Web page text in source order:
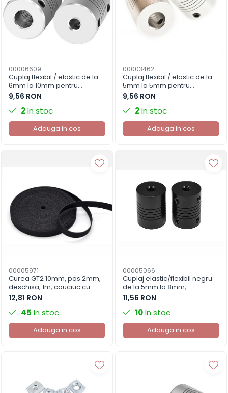
00006609
Cuplaj flexibil / elastic de la
6mm la 10mm pentru
imprimanta 3D (10*6*25mm)
9,56 RON
2In stoc
Adauga in cos
00003462
Cuplaj flexibil / elastic de la
5mm la 5mm pentru
imprimanta 3D
9,56 RON
2In stoc
Adauga in cos
00005971
Curea GT2 10mm, pas 2mm,
deschisa, 1m, cauciuc cu
fibra aramidica
12,81 RON
45 In stoc
Adauga in cos
00005066
Cuplaj elastic/flexibil negru
de la 5mm la 8mm,
imprimanta 3D
11,56 RON
10In stoc
Adauga in cos